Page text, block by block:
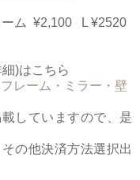
ム ¥2,100 L ¥2520
)はこちら
フレーム・ミラー・壁
していますので、是
の他決済方法選択出